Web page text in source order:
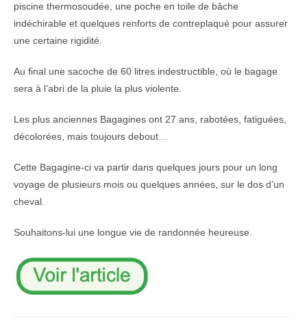
piscine thermosoudée, une poche en toile de bâche
indéchirable et quelques renforts de contreplaqué pour assurer
une certaine rigidité.
Au final une sacoche de 60 litres indestructible, où le bagage
sera à l’abri de la pluie la plus violente.
Les plus anciennes Bagagines ont 27 ans, rabotées, fatiguées,
décolorées, mais toujours debout…
Cette Bagagine-ci va partir dans quelques jours pour un long
voyage de plusieurs mois ou quelques années, sur le dos d’un
cheval.
Souhaitons-lui une longue vie de randonnée heureuse.